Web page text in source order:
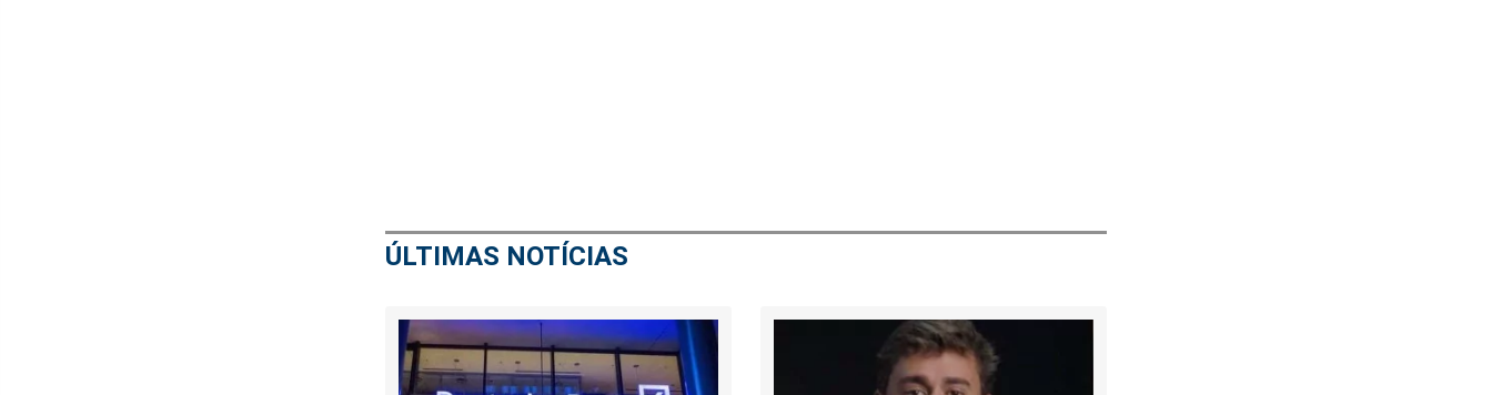
ÚLTIMAS NOTÍCIAS